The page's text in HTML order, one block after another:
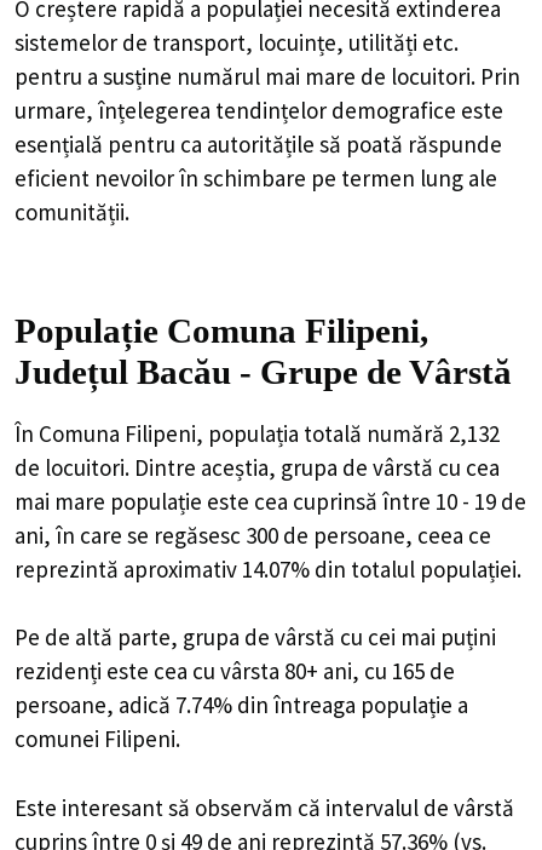
O creștere rapidă a populației necesită extinderea
sistemelor de transport, locuințe, utilități etc.
pentru a susține numărul mai mare de locuitori. Prin
urmare, înțelegerea tendințelor demografice este
esențială pentru ca autoritățile să poată răspunde
eficient nevoilor în schimbare pe termen lung ale
comunității.
Populație Comuna Filipeni,
Județul Bacău - Grupe de Vârstă
În Comuna Filipeni, populația totală numără 2,132
de locuitori. Dintre aceștia, grupa de vârstă cu cea
mai mare populație este cea cuprinsă între 10 - 19 de
ani, în care se regăsesc 300 de persoane, ceea ce
reprezintă aproximativ 14.07% din totalul populației.
Pe de altă parte, grupa de vârstă cu cei mai puțini
rezidenți este cea cu vârsta 80+ ani, cu 165 de
persoane, adică 7.74% din întreaga populație a
comunei Filipeni.
Este interesant să observăm că intervalul de vârstă
cuprins între 0 și 49 de ani reprezintă 57.36% (vs.